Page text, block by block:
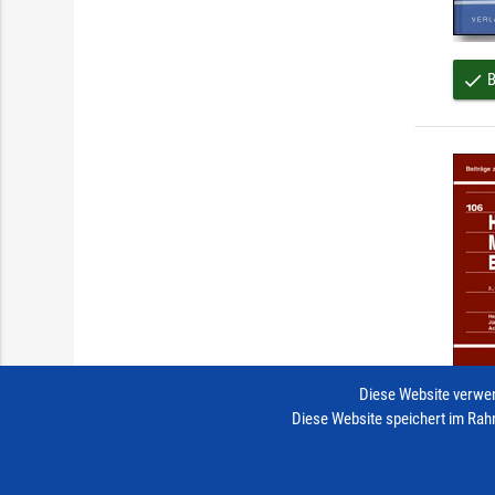
done
done
Diese Website
Diese Website speichert im